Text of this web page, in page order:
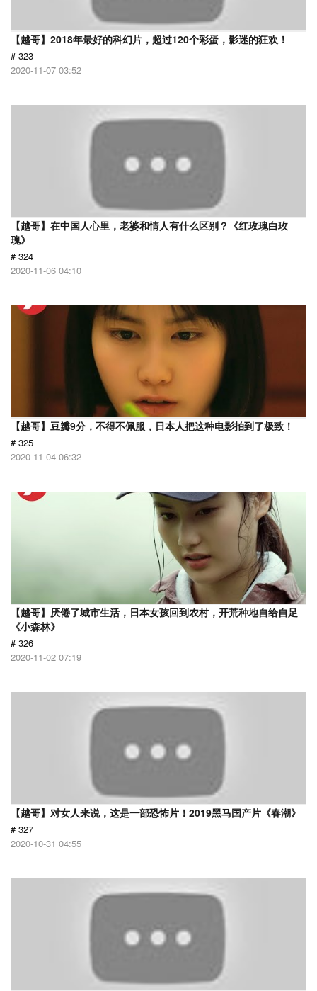
【越哥】2018年最好的科幻片，超过120个彩蛋，影迷的狂欢！
# 323
2020-11-07 03:52
【越哥】在中国人心里，老婆和情人有什么区别？《红玫瑰白玫
瑰》
# 324
2020-11-06 04:10
【越哥】豆瓣9分，不得不佩服，日本人把这种电影拍到了极致！
# 325
2020-11-04 06:32
【越哥】厌倦了城市生活，日本女孩回到农村，开荒种地自给自足
《小森林》
# 326
2020-11-02 07:19
【越哥】对女人来说，这是一部恐怖片！2019黑马国产片《春潮》
# 327
2020-10-31 04:55